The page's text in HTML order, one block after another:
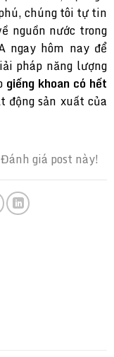
chúng tôi tự tin
nguồn nước trong
ngay hôm nay để
pháp năng lượng
giếng khoan có hết
động sản xuất của
Đánh giá post này!